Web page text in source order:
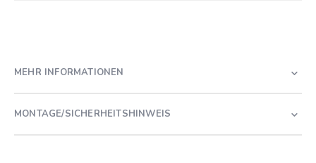
MEHR INFORMATIONEN
MONTAGE/SICHERHEITSHINWEIS